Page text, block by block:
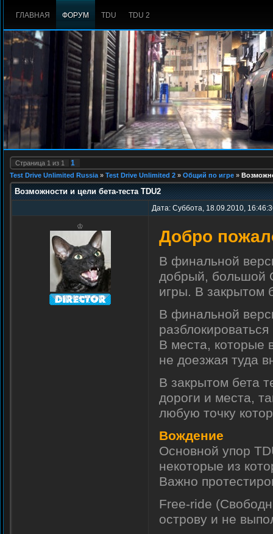
ГЛАВНАЯ ФОРУМ TDU TDU 2
Страница 1 из 1 1
Test Drive Unlimited Russia » Test Drive Unlimited 2 » Общий по игре »
Возможности и цели бета-теста TDU2
Дата: Суббота, 18.09.2010,
♔ Добро
В финальной
добрый, большой
игры. В закрытом
В финальной
В места, которые
не доезжая туда
В закрытом бета
дороги и места,
любую точку
Вождение
Основной упор
некоторые из
Важно
Free-ride
острову и не